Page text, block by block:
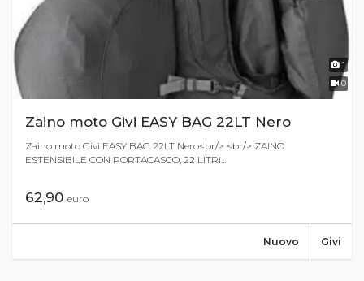
1
0
Zaino moto Givi EASY BAG 22LT Nero
Zaino moto Givi EASY BAG 22LT Nero<br/> <br/> ZAINO
ESTENSIBILE CON PORTACASCO, 22 LITRI...
62,90 euro
Givi
Nuovo